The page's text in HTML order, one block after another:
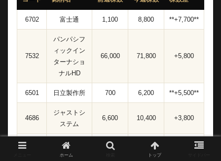
6702 富士通 1,100 8,800 **+7,700**
7532
パンパシフ
ィックイン
ターナショ
ナルHD
66,000 71,800 +5,800
6501 日立製作所 700 6,200 **+5,500**
4686
ジャストシ
ステム
6,600 10,400 +3,800
9433 ＫＤＤＩ 15,700 19,100
ホーム トップ